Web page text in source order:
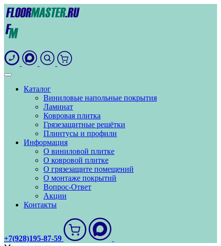
Каталог
Виниловые напольные покрытия
Ламинат
Ковровая плитка
Грязезащитные решётки
Плинтусы и профили
Информация
О виниловой плитке
О ковровой плитке
О грязезащите помещений
О монтаже покрытий
Вопрос-Ответ
Акции
Контакты
+7(928)195-87-59